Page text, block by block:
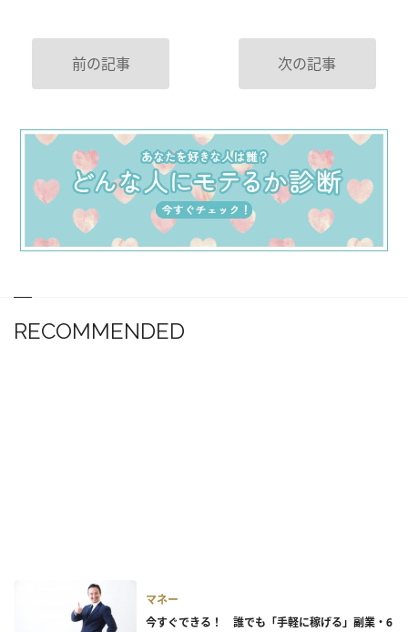
前の記事 次の記事
RECOMMENDED
マネー
今すぐできる！ 誰でも「手軽に稼げる」副業・6